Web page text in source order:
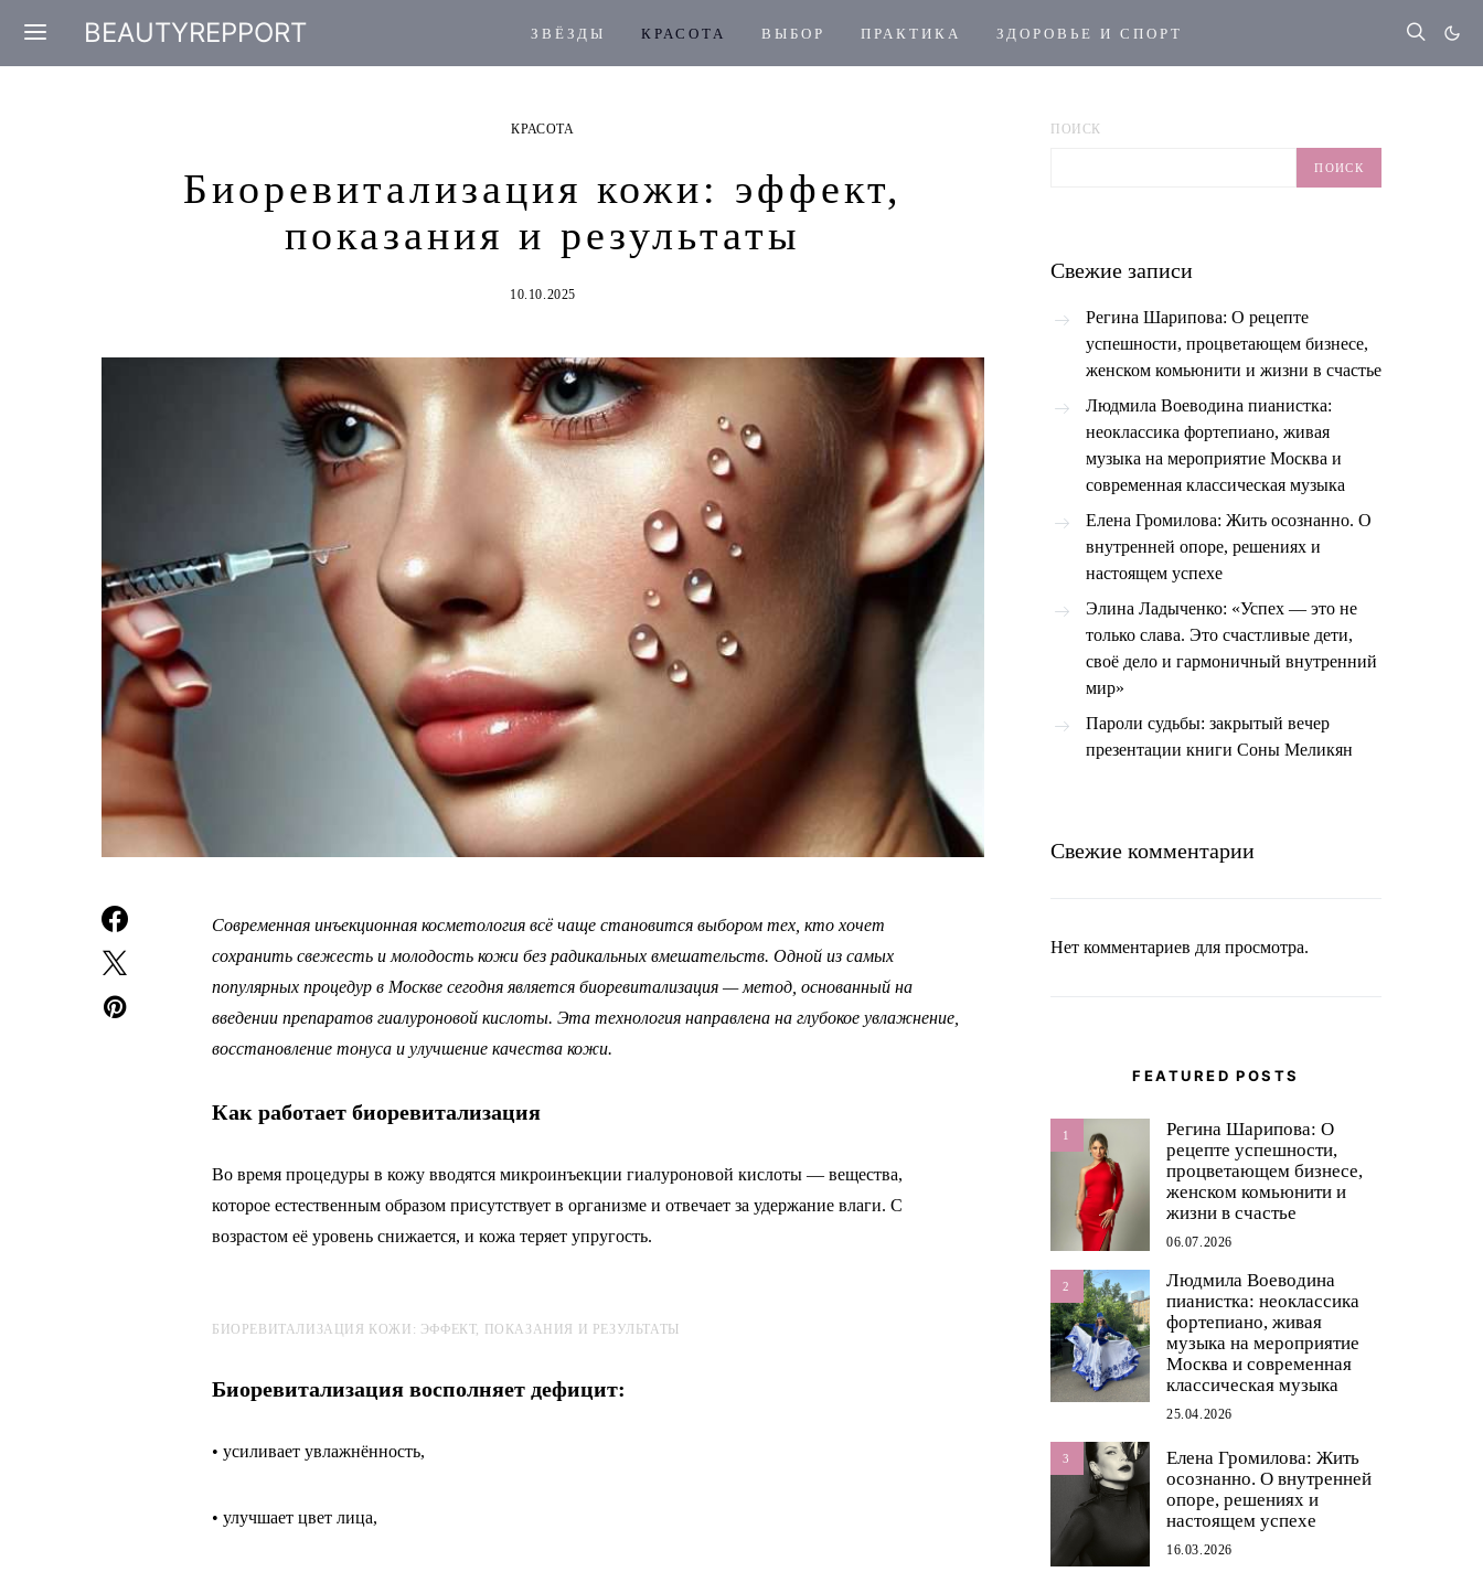
BEAUTYREPPORT ЗВЁЗДЫ КРАСОТА ВЫБОР ПРАКТИКА ЗДОРОВЬЕ И СПОРТ
КРАСОТА
Биоревитализация кожи: эффект,
показания и результаты
10.10.2025
Современная инъекционная косметология всё чаще становится выбором тех, кто хочет
сохранить свежесть и молодость кожи без радикальных вмешательств. Одной из самых
популярных процедур в Москве сегодня является биоревитализация — метод, основанный на
введении препаратов гиалуроновой кислоты. Эта технология направлена на глубокое увлажнение,
восстановление тонуса и улучшение качества кожи.
Как работает биоревитализация
Во время процедуры в кожу вводятся микроинъекции гиалуроновой кислоты — вещества,
которое естественным образом присутствует в организме и отвечает за удержание влаги. С
возрастом её уровень снижается, и кожа теряет упругость.
БИОРЕВИТАЛИЗАЦИЯ КОЖИ: ЭФФЕКТ, ПОКАЗАНИЯ И РЕЗУЛЬТАТЫ
Биоревитализация восполняет дефицит:
• усиливает увлажнённость,
• улучшает цвет лица,
ПОИСК
ПОИСК
Свежие записи
Регина Шарипова: О рецепте
успешности, процветающем бизнесе,
женском комьюнити и жизни в счастье
Людмила Воеводина пианистка:
неоклассика фортепиано, живая
музыка на мероприятие Москва и
современная классическая музыка
Елена Громилова: Жить осознанно. О
внутренней опоре, решениях и
настоящем успехе
Элина Ладыченко: «Успех — это не
только слава. Это счастливые дети,
своё дело и гармоничный внутренний
мир»
Пароли судьбы: закрытый вечер
презентации книги Соны Меликян
Свежие комментарии
Нет комментариев для просмотра.
FEATURED POSTS
1
Регина Шарипова: О
рецепте успешности,
процветающем бизнесе,
женском комьюнити и
жизни в счастье
06.07.2026
2
Людмила Воеводина
пианистка: неоклассика
фортепиано, живая
музыка на мероприятие
Москва и современная
классическая музыка
25.04.2026
3
Елена Громилова: Жить
осознанно. О внутренней
опоре, решениях и
настоящем успехе
16.03.2026